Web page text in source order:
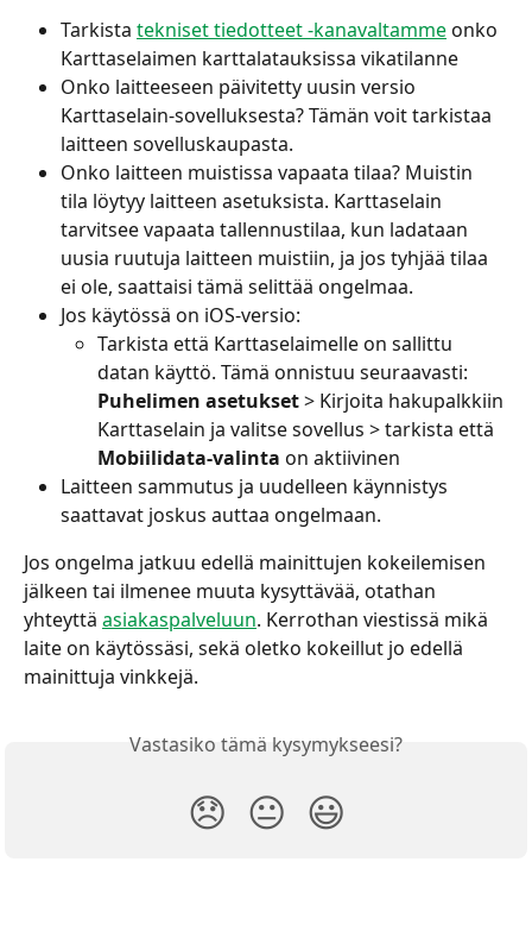
Tarkista tekniset tiedotteet -kanavaltamme onko
Karttaselaimen karttalatauksissa vikatilanne
Onko laitteeseen päivitetty uusin versio
Karttaselain-sovelluksesta? Tämän voit tarkistaa
laitteen sovelluskaupasta.
Onko laitteen muistissa vapaata tilaa? Muistin
tila löytyy laitteen asetuksista. Karttaselain
tarvitsee vapaata tallennustilaa, kun ladataan
uusia ruutuja laitteen muistiin, ja jos tyhjää tilaa
ei ole, saattaisi tämä selittää ongelmaa.
Jos käytössä on iOS-versio:
Tarkista että Karttaselaimelle on sallittu
datan käyttö. Tämä onnistuu seuraavasti:
Puhelimen asetukset > Kirjoita hakupalkkiin
Karttaselain ja valitse sovellus > tarkista että
Mobiilidata-valinta on aktiivinen
Laitteen sammutus ja uudelleen käynnistys
saattavat joskus auttaa ongelmaan.
Jos ongelma jatkuu edellä mainittujen kokeilemisen
jälkeen tai ilmenee muuta kysyttävää, otathan
yhteyttä asiakaspalveluun. Kerrothan viestissä mikä
laite on käytössäsi, sekä oletko kokeillut jo edellä
mainittuja vinkkejä.
Vastasiko tämä kysymykseesi?
😞 😐 😃